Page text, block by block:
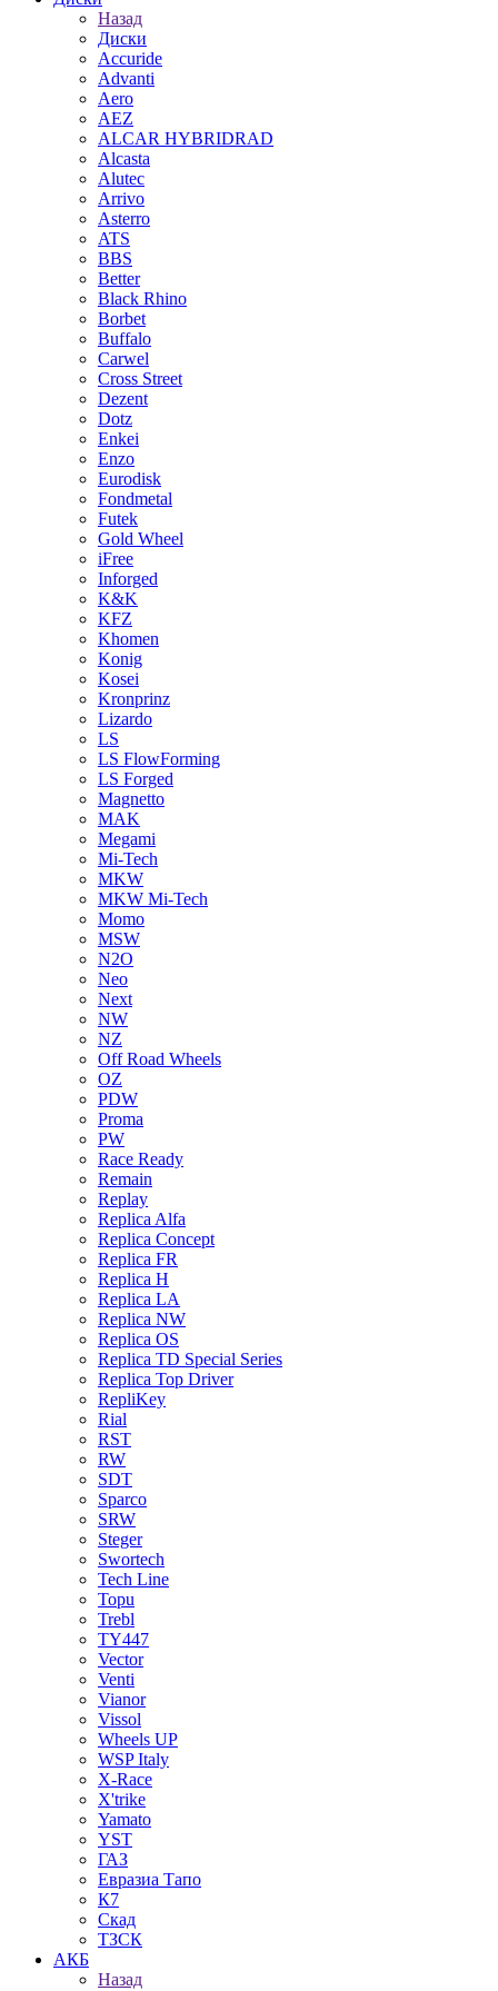
Назад
Диски
Accuride
Advanti
Aero
AEZ
ALCAR HYBRIDRAD
Alcasta
Alutec
Arrivo
Asterro
ATS
BBS
Better
Black Rhino
Borbet
Buffalo
Carwel
Cross Street
Dezent
Dotz
Enkei
Enzo
Eurodisk
Fondmetal
Futek
Gold Wheel
iFree
Inforged
K&K
KFZ
Khomen
Konig
Kosei
Kronprinz
Lizardo
LS
LS FlowForming
LS Forged
Magnetto
MAK
Megami
Mi-Tech
MKW
MKW Mi-Tech
Momo
MSW
N2O
Neo
Next
NW
NZ
Off Road Wheels
OZ
PDW
Proma
PW
Race Ready
Remain
Replay
Replica Alfa
Replica Concept
Replica FR
Replica H
Replica LA
Replica NW
Replica OS
Replica TD Special Series
Replica Top Driver
RepliKey
Rial
RST
RW
SDT
Sparco
SRW
Steger
Swortech
Tech Line
Topu
Trebl
TY447
Vector
Venti
Vianor
Vissol
Wheels UP
WSP Italy
X-Race
X'trike
Yamato
YST
ГАЗ
Евразиа Тапо
К7
Скад
ТЗСК
АКБ
Назад